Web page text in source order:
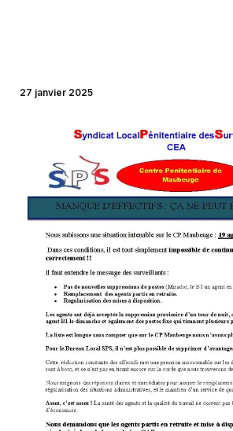
27 janvier 2025